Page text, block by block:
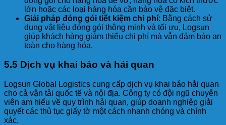
lớn hoặc các loại hàng hóa cần bảo vệ đặc biệt.
Giải pháp đóng gói tiết kiệm chi phí: Bằng cách sử
dụng vật liệu đóng gói thông minh và tối ưu, Logsun
giúp khách hàng giảm thiểu chi phí mà vẫn đảm bảo an
toàn cho hàng hóa.
5.5 Dịch vụ khai báo và hải quan
Logsun Global Logistics cung cấp dịch vụ khai báo hải quan
cho cả vận tải quốc tế và nội địa. Công ty có đội ngũ chuyên
viên am hiểu về quy trình hải quan, giúp doanh nghiệp giải
quyết các thủ tục giấy tờ một cách nhanh chóng và chính
xác.